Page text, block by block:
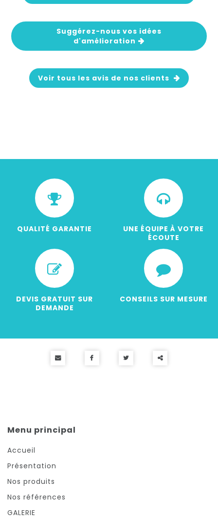
Suggérez-nous vos idées
d'amélioration
Voir tous les avis de nos clients
QUALITÉ GARANTIE
UNE ÉQUIPE À VOTRE
ÉCOUTE
DEVIS GRATUIT SUR
DEMANDE
CONSEILS SUR MESURE
Menu principal
Accueil
Présentation
Nos produits
Nos références
GALERIE